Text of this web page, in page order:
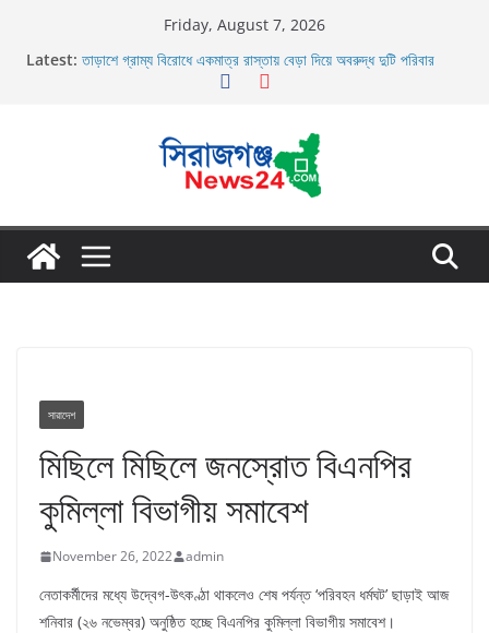
Friday, August 7, 2026
Latest: তাড়াশে গ্রাম্য বিরোধে একমাত্র রাস্তায় বেড়া দিয়ে অবরুদ্ধ দুটি পরিবার
তাড়াশে বাসের চাপায় পথচারী নিহত
চলাচলের রাস্তায় ঈদগাহ মাঠের প্রাচীর তাড়াশে অবরুদ্ধ ৪০টি পরিবার
উল্লাপাড়ায় ১১০ পিচ চায়না দোয়ারী জাল আগুনে পুড়িয়ে ধংস
সারাদেশ
মিছিলে মিছিলে জনস্রোত বিএনপির
কুমিল্লা বিভাগীয় সমাবেশ
November 26, 2022 admin
নেতাকর্মীদের মধ্যে উদ্বেগ-উৎকণ্ঠা থাকলেও শেষ পর্যন্ত ‘পরিবহন ধর্মঘট’ ছাড়াই আজ
শনিবার (২৬ নভেম্বর) অনুষ্ঠিত হচ্ছে বিএনপির কুমিল্লা বিভাগীয় সমাবেশ।